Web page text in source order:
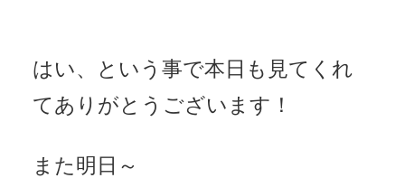
はい、という事で本日も見てくれ
てありがとうございます！
また明日～